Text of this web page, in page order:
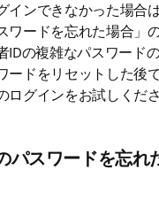
インできなかった場合
ワードを忘れた場合」
IDの複雑なパスワード
ードをリセットした後
ログインをお試しくださ
パスワードを忘れ